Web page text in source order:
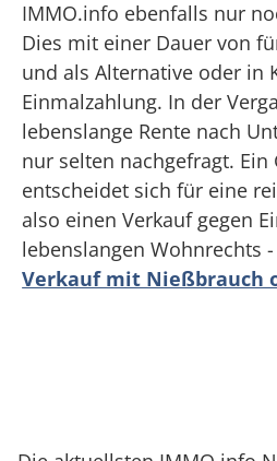
IMMO.info ebenfalls nur
Dies mit einer Dauer von
und als Alternative oder in
Einmalzahlung. In der
lebenslange Rente nach
nur selten nachgefragt.
entscheidet sich für eine
also einen Verkauf gegen
lebenslangen Wohnrechts
Verkauf mit Nießbrauch